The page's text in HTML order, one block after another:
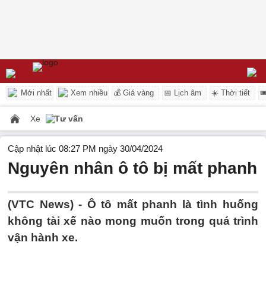
Mới nhất Xem nhiều 💰 Giá vàng 📅 Lịch âm ☀️ Thời tiết
Xe Tư vấn
Cập nhật lúc 08:27 PM ngày 30/04/2024
Nguyên nhân ô tô bị mất phanh
(VTC News) - Ô tô mất phanh là tình huống
không tài xế nào mong muốn trong quá trình
vận hành xe.